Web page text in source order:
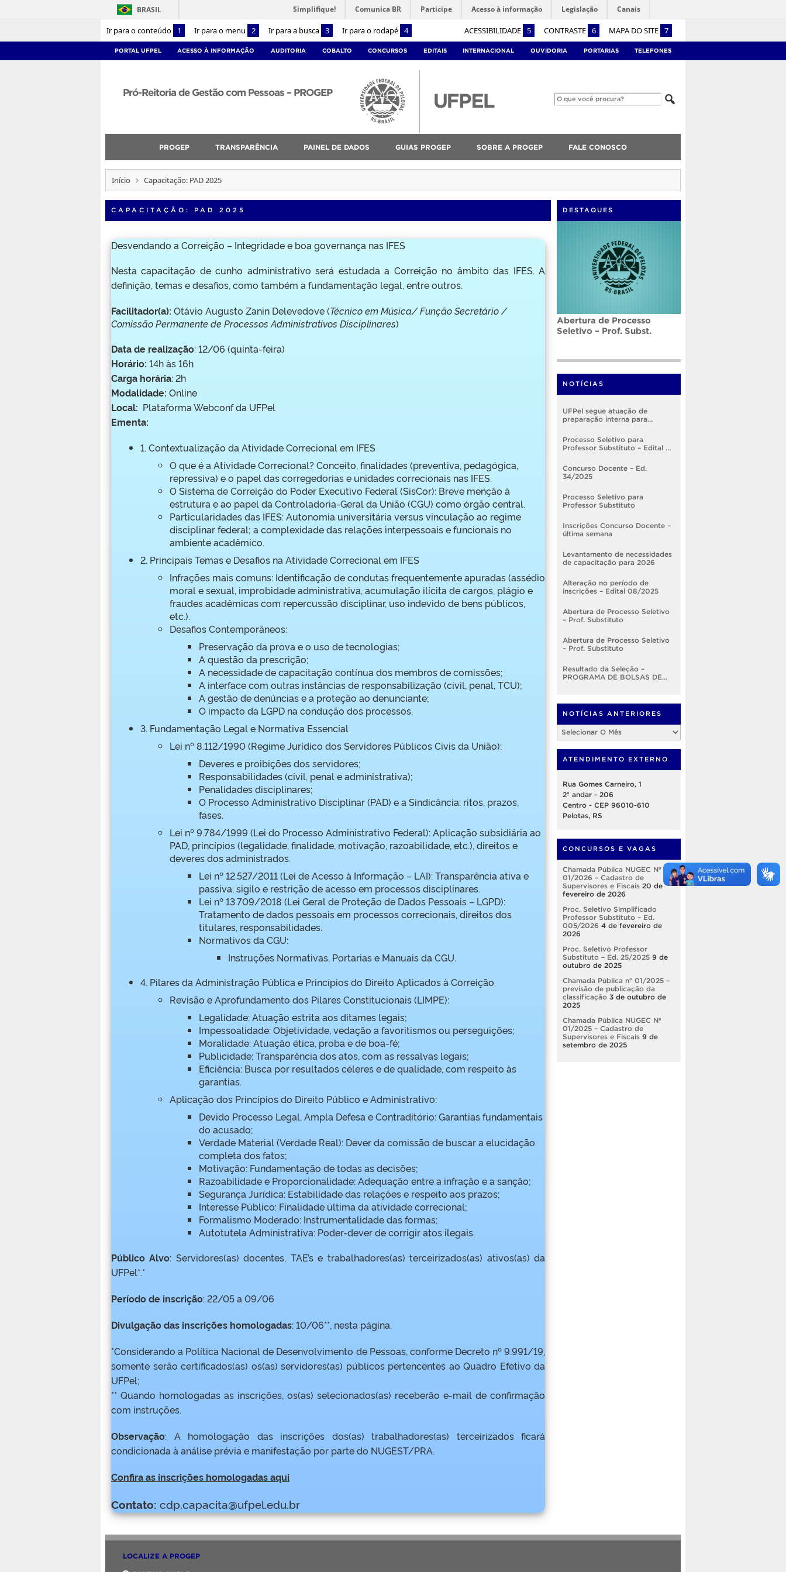
Ir para o conteúdo 1 Ir para o menu 2 Ir para a busca 3 Ir para o rodapé 4 ACESSIBILIDADE 5 CONTRASTE 6 MAPA DO SITE 7
BRASIL Simplifique! Comunica BR Participe Acesso à informação Legislação Canais
PORTAL UFPEL ACESSO À INFORMAÇÃO AUDITORIA COBALTO CONCURSOS EDITAIS INTERNACIONAL OUVIDORIA PORTARIAS TELEFONES
Pró-Reitoria de Gestão com Pessoas – PROGEP
PROGEP TRANSPARÊNCIA PAINEL DE DADOS GUIAS PROGEP SOBRE A PROGEP FALE CONOSCO
Início Capacitação: PAD 2025
CAPACITAÇÃO: PAD 2025
Desvendando a Correição – Integridade e boa governança nas IFES
Nesta capacitação de cunho administrativo será estudada a Correição no âmbito das IFES. A
definição, temas e desafios, como também a fundamentação legal, entre outros.
Facilitador(a): Otávio Augusto Zanin Delevedove (Técnico em Música/ Função Secretário /
Comissão Permanente de Processos Administrativos Disciplinares)
Data de realização: 12/06 (quinta-feira)
Horário: 14h às 16h
Carga horária: 2h
Modalidade: Online
Local: Plataforma Webconf da UFPel
Ementa:
1. Contextualização da Atividade Correcional em IFES
O que é a Atividade Correcional? Conceito, finalidades (preventiva, pedagógica,
repressiva) e o papel das corregedorias e unidades correcionais nas IFES.
O Sistema de Correição do Poder Executivo Federal (SisCor): Breve menção à
estrutura e ao papel da Controladoria-Geral da União (CGU) como órgão central.
Particularidades das IFES: Autonomia universitária versus vinculação ao regime
disciplinar federal; a complexidade das relações interpessoais e funcionais no
ambiente acadêmico.
2. Principais Temas e Desafios na Atividade Correcional em IFES
Infrações mais comuns: Identificação de condutas frequentemente apuradas (assédio
moral e sexual, improbidade administrativa, acumulação ilícita de cargos, plágio e
fraudes acadêmicas com repercussão disciplinar, uso indevido de bens públicos,
etc.).
Desafios Contemporâneos:
Preservação da prova e o uso de tecnologias;
A questão da prescrição;
A necessidade de capacitação contínua dos membros de comissões;
A interface com outras instâncias de responsabilização (civil, penal, TCU);
A gestão de denúncias e a proteção ao denunciante;
O impacto da LGPD na condução dos processos.
3. Fundamentação Legal e Normativa Essencial
Lei nº 8.112/1990 (Regime Jurídico dos Servidores Públicos Civis da União):
Deveres e proibições dos servidores;
Responsabilidades (civil, penal e administrativa);
Penalidades disciplinares;
O Processo Administrativo Disciplinar (PAD) e a Sindicância: ritos, prazos,
fases.
Lei nº 9.784/1999 (Lei do Processo Administrativo Federal): Aplicação subsidiária ao
PAD, princípios (legalidade, finalidade, motivação, razoabilidade, etc.), direitos e
deveres dos administrados.
Lei nº 12.527/2011 (Lei de Acesso à Informação – LAI): Transparência ativa e
passiva, sigilo e restrição de acesso em processos disciplinares.
Lei nº 13.709/2018 (Lei Geral de Proteção de Dados Pessoais – LGPD):
Tratamento de dados pessoais em processos correcionais, direitos dos
titulares, responsabilidades.
Normativos da CGU:
Instruções Normativas, Portarias e Manuais da CGU.
4. Pilares da Administração Pública e Princípios do Direito Aplicados à Correição
Revisão e Aprofundamento dos Pilares Constitucionais (LIMPE):
Legalidade: Atuação estrita aos ditames legais;
Impessoalidade: Objetividade, vedação a favoritismos ou perseguições;
Moralidade: Atuação ética, proba e de boa-fé;
Publicidade: Transparência dos atos, com as ressalvas legais;
Eficiência: Busca por resultados céleres e de qualidade, com respeito às
garantias.
Aplicação dos Princípios do Direito Público e Administrativo:
Devido Processo Legal, Ampla Defesa e Contraditório: Garantias fundamentais
do acusado;
Verdade Material (Verdade Real): Dever da comissão de buscar a elucidação
completa dos fatos;
Motivação: Fundamentação de todas as decisões;
Razoabilidade e Proporcionalidade: Adequação entre a infração e a sanção;
Segurança Jurídica: Estabilidade das relações e respeito aos prazos;
Interesse Público: Finalidade última da atividade correcional;
Formalismo Moderado: Instrumentalidade das formas;
Autotutela Administrativa: Poder-dever de corrigir atos ilegais.
Público Alvo: Servidores(as) docentes, TAE’s e trabalhadores(as) terceirizados(as) ativos(as) da
UFPel*.*
Período de inscrição: 22/05 a 09/06
Divulgação das inscrições homologadas: 10/06**, nesta página.
*Considerando a Política Nacional de Desenvolvimento de Pessoas, conforme Decreto nº 9.991/19,
somente serão certificados(as) os(as) servidores(as) públicos pertencentes ao Quadro Efetivo da
UFPel;
** Quando homologadas as inscrições, os(as) selecionados(as) receberão e-mail de confirmação
com instruções.
Observação: A homologação das inscrições dos(as) trabalhadores(as) terceirizados ficará
condicionada à análise prévia e manifestação por parte do NUGEST/PRA.
Confira as inscrições homologadas aqui
Contato: cdp.capacita@ufpel.edu.br
DESTAQUES
Abertura de Processo
Seletivo – Prof. Subst.
NOTÍCIAS
UFPel segue atuação de
preparação interna para
Processo Seletivo para
Professor Substituto – Edital nº
Concurso Docente – Ed.
34/2025
Processo Seletivo para
Professor Substituto
Inscrições Concurso Docente –
última semana
Levantamento de necessidades
de capacitação para 2026
Alteração no período de
inscrições – Edital 08/2025
Abertura de Processo Seletivo
– Prof. Substituto
Abertura de Processo Seletivo
– Prof. Substituto
Resultado da Seleção –
PROGRAMA DE BOLSAS DE
NOTÍCIAS ANTERIORES
Notícias
Anteriores
ATENDIMENTO EXTERNO
Rua Gomes Carneiro, 1
2º andar - 206
Centro - CEP 96010-610
Pelotas, RS
CONCURSOS E VAGAS
Chamada Pública NUGEC Nº
01/2026 – Cadastro de
Supervisores e Fiscais 20 de
fevereiro de 2026
Proc. Seletivo Simplificado
Professor Substituto – Ed.
005/2026 4 de fevereiro de
2026
Proc. Seletivo Professor
Substituto – Ed. 25/2025 9 de
outubro de 2025
Chamada Pública nº 01/2025 –
previsão de publicação da
classificação 3 de outubro de
2025
Chamada Pública NUGEC Nº
01/2025 – Cadastro de
Supervisores e Fiscais 9 de
setembro de 2025
LOCALIZE A PROGEP